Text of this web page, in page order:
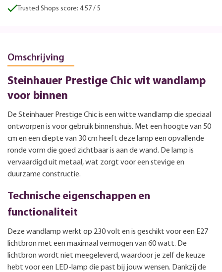
Trusted Shops score: 4.57 / 5
Omschrijving
Steinhauer Prestige Chic wit wandlamp
voor binnen
De Steinhauer Prestige Chic is een witte wandlamp die speciaal
ontworpen is voor gebruik binnenshuis. Met een hoogte van 50
cm en een diepte van 30 cm heeft deze lamp een opvallende
ronde vorm die goed zichtbaar is aan de wand. De lamp is
vervaardigd uit metaal, wat zorgt voor een stevige en
duurzame constructie.
Technische eigenschappen en
functionaliteit
Deze wandlamp werkt op 230 volt en is geschikt voor een E27
lichtbron met een maximaal vermogen van 60 watt. De
lichtbron wordt niet meegeleverd, waardoor je zelf de keuze
hebt voor een LED-lamp die past bij jouw wensen. Dankzij de